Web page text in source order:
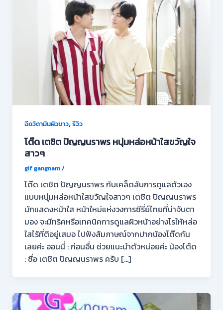
ฉีดวิตามินผิวขาว,รีวิว
โต๊ด เตชิต ปัญญนราพร หนุ่มหล่อหน้าใสขวัญใจ
สาวๆ
gif gangnam/
โต๊ด เตชิต ปัญญนราพร กับเคล็ดลับการดูแลตัวเอง
แบบหนุ่มหล่อหน้าใสขวัญใจสาวๆ เตชิต ปัญญนราพร
นักแสดงหน้าใส หน้าใหม่แห่งวงการซีรี่ย์ไทยที่น่าจับตา
มอง จะมีทริคหรือเทคนิคการดูแลผิวหน้าอย่างไรให้หล่อ
ใสไร้ที่ติอยู่เสมอ ไปฟังสัมภาษณ์จากปากน้องโต๊ดกัน
เลยค่ะ ออนนี่ : ก่อนอื่น ช่วยแนะนำตัวหน่อยค่ะ น้องโต๊ด
: ชื่อ เตชิต ปัญญนราพร ครับ […]